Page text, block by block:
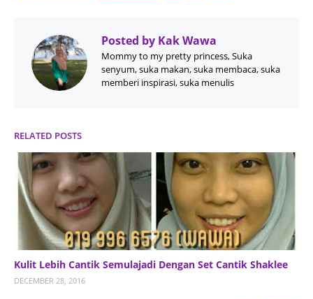
Posted by Kak Wawa
Mommy to my pretty princess, Suka
senyum, suka makan, suka membaca, suka
memberi inspirasi, suka menulis
RELATED POSTS
Kulit Lebih Cantik Semulajadi Dengan Set Cantik Shaklee
DECEMBER 28, 2016